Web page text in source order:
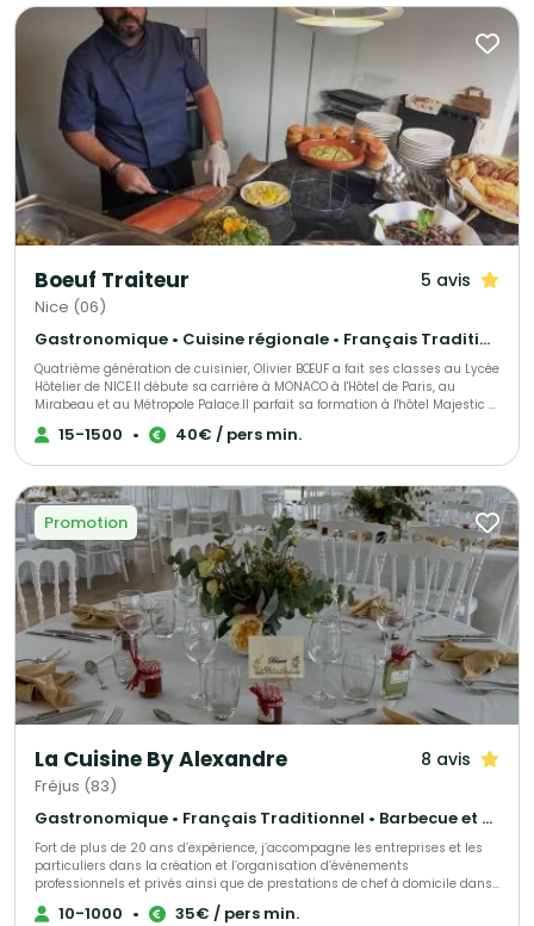
Boeuf Traiteur 5 avis
Nice (06)
Gastronomique • Cuisine régionale • Français Traditionnel
Quatrième génération de cuisinier, Olivier BŒUF a fait ses classes au Lycée
Hôtelier de NICE.Il débute sa carrière à MONACO à l'Hôtel de Paris, au
Mirabeau et au Métropole Palace.Il parfait sa formation à l'hôtel Majestic à
CANNES puis en famille aux côtés de son père à VIDAUBAN où il apprends
la cuisine du terroir Provençal. Gérant associé d'une brasserie à Nice,
15-1500 • 40€ / pers min.
Promotion
La Cuisine By Alexandre 8 avis
Fréjus (83)
Gastronomique • Français Traditionnel • Barbecue et grillades
Fort de plus de 20 ans d’expérience, j’accompagne les entreprises et les
particuliers dans la création et l’organisation d’événements
professionnels et privés ainsi que de prestations de chef à domicile dans
le Var et les Alpes-Maritimes, notamment à Cannes, Fréjus, Saint-
Raphaël, Saint-Tropez et Sainte-Maxime, à travers La Cuisine By
10-1000 • 35€ / pers min.